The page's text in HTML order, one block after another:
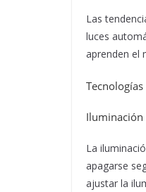
Las
luces
aprenden el
La
apagarse
ajustar la